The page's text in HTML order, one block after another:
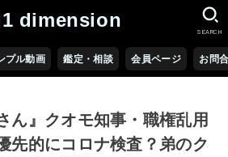
dimension
プル動画 鑑定・相談 会員ページ お問
SEARCH
ん』クオモ知事・職権乱用
的にコロナ検査？弟のク